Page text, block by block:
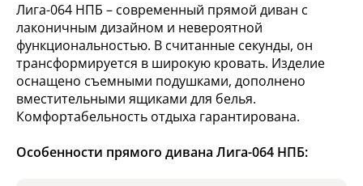
Лига-064 НПБ – современный прямой диван с
лаконичным дизайном и невероятной
функциональностью. В считанные секунды, он
трансформируется в широкую кровать. Изделие
оснащено съемными подушками, дополнено
вместительными ящиками для белья.
Комфортабельность отдыха гарантирована.
Особенности прямого дивана Лига-064 НПБ: